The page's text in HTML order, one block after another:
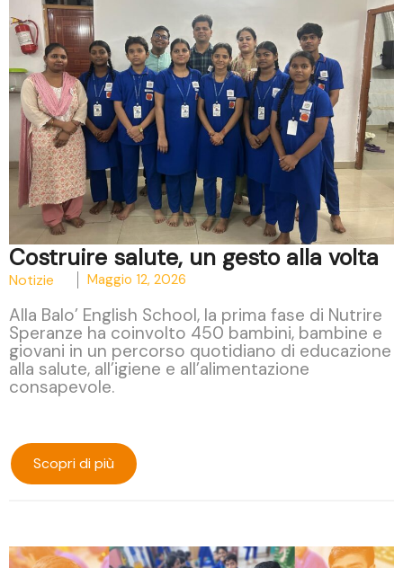
Costruire salute, un gesto alla volta
Notizie Maggio 12, 2026
Alla Balo’ English School, la prima fase di Nutrire
Speranze ha coinvolto 450 bambini, bambine e
giovani in un percorso quotidiano di educazione
alla salute, all’igiene e all’alimentazione
consapevole.
Scopri di più